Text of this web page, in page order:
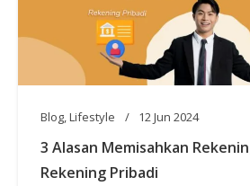
Blog,Lifestyle 12 Jun 2024
3 Alasan Memisahkan
Rekening Pribadi